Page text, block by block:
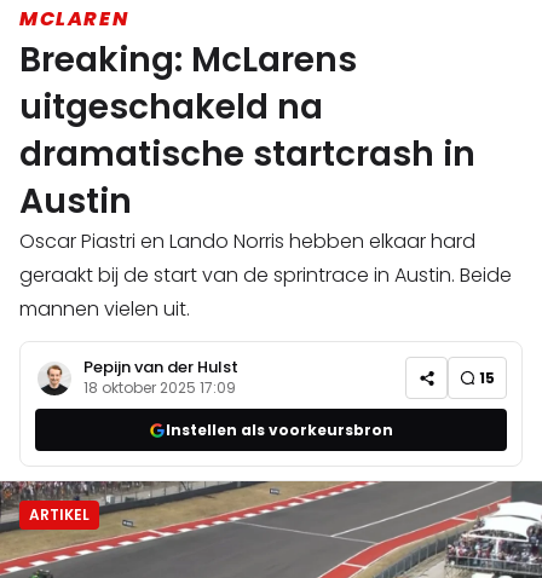
MCLAREN
Breaking: McLarens
uitgeschakeld na
dramatische startcrash in
Austin
Oscar Piastri en Lando Norris hebben elkaar hard
geraakt bij de start van de sprintrace in Austin. Beide
mannen vielen uit.
Pepijn van der Hulst
18 oktober 2025 17:09 15
Instellen als voorkeursbron
ARTIKEL